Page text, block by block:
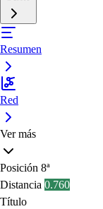
Resumen
Red
Ver más
Posición 8ª
Distancia 0.760
Título